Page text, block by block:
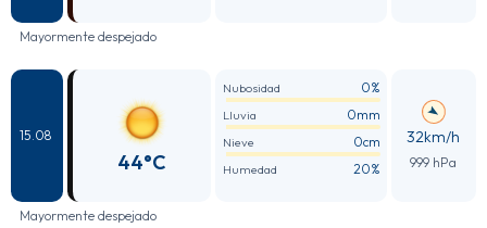
Mayormente despejado
15.08
44°C
Nubosidad 0%
Lluvia 0mm
Nieve 0cm
Humedad 20%
32km/h
999 hPa
Mayormente despejado